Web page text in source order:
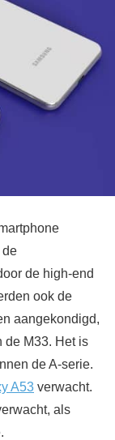
de
de high-end
ook de
aangekondigd,
de M33. Het is
de A-serie.
A53 verwacht.
als